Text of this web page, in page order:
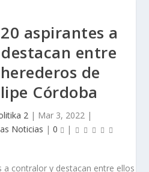
aspirantes a
entre
de
Córdoba
2 | Mar 3, 2022 |
Noticias | 0 |